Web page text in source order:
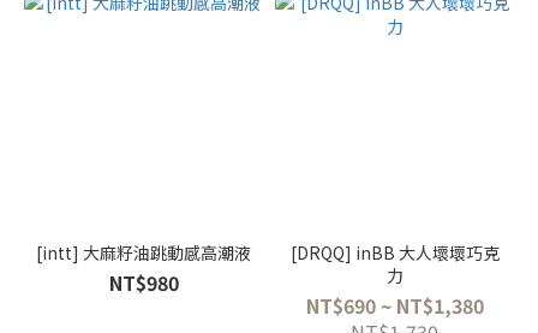
[intt] 大麻籽油跳動感高潮液
NT$980
[DRQQ] inBB 大人壞壞巧克
力
NT$690 ~ NT$1,380